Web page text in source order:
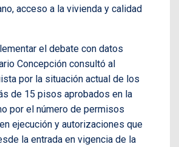
acceso a la vivienda y calidad
el debate con datos
Concepción consultó al
por la situación actual de los
de 15 pisos aprobados en la
por el número de permisos
ejecución y autorizaciones que
la entrada en vigencia de la